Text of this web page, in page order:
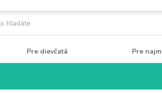
Pre dievčatá Pre